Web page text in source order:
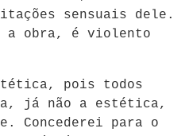
sensuais dele.
a obra, é violento
pois todos
já não a estética,
Concederei para o